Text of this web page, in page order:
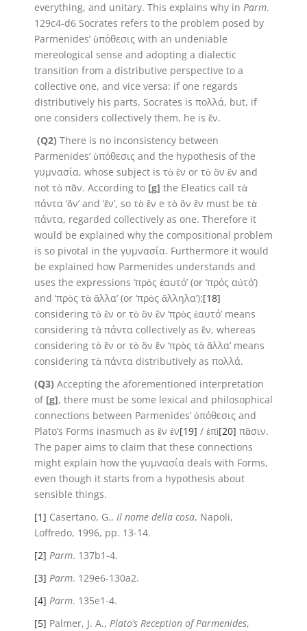
everything, and unitary. This explains why in Parm.
129c4-d6 Socrates refers to the problem posed by
Parmenides’ ὑπόθεσις with an undeniable
mereological sense and adopting a dialectic
transition from a distributive perspective to a
collective one, and vice versa: if one regards
distributively his parts, Socrates is πολλά, but, if
one considers collectively them, he is ἕν.
(Q2) There is no inconsistency between
Parmenides’ ὑπόθεσις and the hypothesis of the
γυμνασία, whose subject is τὸ ἕν or τὸ ὂν ἕν and
not τὸ πᾶν. According to [g] the Eleatics call τὰ
πάντα ‘ὄν’ and ‘ἕν’, so τὸ ἕν e τὸ ὂν ἕν must be τὰ
πάντα, regarded collectively as one. Therefore it
would be explained why the compositional problem
is so pivotal in the γυμνασία. Furthermore it would
be explained how Parmenides understands and
uses the expressions ‘πρὸς ἑαυτό’ (or ‘πρός αὑτό’)
and ‘πρὸς τὰ ἄλλα’ (or ‘πρὸς ἄλληλα’):[18]
considering τὸ ἕν or τὸ ὂν ἕν ‘πρὸς ἑαυτό’ means
considering τὰ πάντα collectively as ἕν, whereas
considering τὸ ἕν or τὸ ὂν ἕν ‘πρὸς τὰ ἄλλα’ means
considering τὰ πάντα distributively as πολλά.
(Q3) Accepting the aforementioned interpretation
of [g], there must be some lexical and philosophical
connections between Parmenides’ ὑπόθεσις and
Plato’s Forms inasmuch as ἓν ἐν[19] / ἐπὶ[20] πᾶσιν.
The paper aims to claim that these connections
might explain how the γυμνασία deals with Forms,
even though it starts from a hypothesis about
sensible things.
[1] Casertano, G., Il nome della cosa, Napoli,
Loffredo, 1996, pp. 13-14.
[2] Parm. 137b1-4.
[3] Parm. 129e6-130a2.
[4] Parm. 135e1-4.
[5] Palmer, J. A., Plato’s Reception of Parmenides,